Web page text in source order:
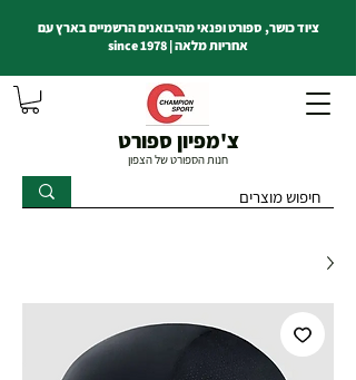
צ'מפיון ספורט
חנות הספורט של הצפון
ציוד כושר, ספורט ופנאי מהיבואנים הרשמיים בארץ עם
אחריות מלאה | since 1978